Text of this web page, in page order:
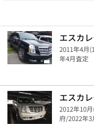
エスカ
2011年4月
年4月査定
エスカ
2012年10
府/2022年3